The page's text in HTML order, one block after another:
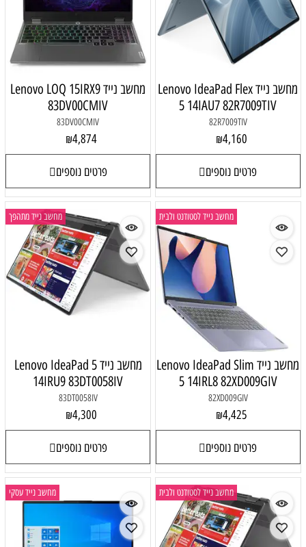
מחשב נייד Lenovo IdeaPad Flex
5 14IAU7 82R7009TIV
82R7009TIV
₪4,160
פרטים נוספים
מחשב נייד Lenovo LOQ 15IRX9
83DV00CMIV
83DV00CMIV
₪4,874
פרטים נוספים
מחשב נייד לסטודנט ולבית
מחשב נייד Lenovo IdeaPad Slim
5 14IRL8 82XD009GIV
82XD009GIV
₪4,425
פרטים נוספים
מחשב נייד מתהפך
מחשב נייד Lenovo IdeaPad 5
14IRU9 83DT0058IV
83DT0058IV
₪4,300
פרטים נוספים
מחשב נייד לסטודנט ולבית מחשב נייד עסקי